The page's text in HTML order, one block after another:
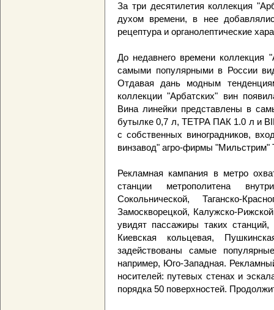
За три десятилетия коллекция
духом времени, в нее
рецептура и органолептические
До недавнего времени коллекция
самыми популярными в России
Отдавая дань модным
коллекции "Арбатских" вин
Вина линейки представлены в
бутылке 0,7 л, TETPA ПАК 1.0 л и
с собственных виноградников,
винзавод" агро-фирмы "Мильстрим"
Рекламная кампания в метро
станции метрополитена
Сокольнической, Таганско-
Замоскворецкой, Калужско-
увидят пассажиры таких
Киевская кольцевая,
задействованы самые
например, Юго-Западная.
носителей: путевых стенах и
порядка 50 поверхностей.